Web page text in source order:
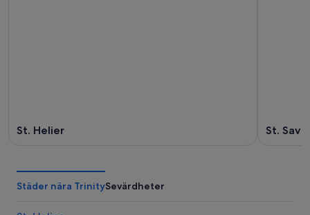
St. Helier St.
Städer nära TrinitySevärdheter